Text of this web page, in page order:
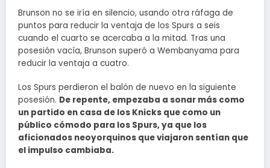
Brunson no se iría en silencio, usando otra ráfaga de
puntos para reducir la ventaja de los Spurs a seis
cuando el cuarto se acercaba a la mitad. Tras una
posesión vacía, Brunson superó a Wembanyama para
reducir la ventaja a cuatro.
Los Spurs perdieron el balón de nuevo en la siguiente
posesión. De repente, empezaba a sonar más como
un partido en casa de los Knicks que como un
público cómodo para los Spurs, ya que los
aficionados neoyorquinos que viajaron sentían que
el impulso cambiaba.